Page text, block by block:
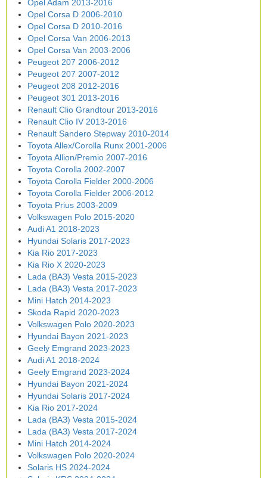
Opel Adam 2013-2016
Opel Corsa D 2006-2010
Opel Corsa D 2010-2016
Opel Corsa Van 2006-2013
Opel Corsa Van 2003-2006
Peugeot 207 2006-2012
Peugeot 207 2007-2012
Peugeot 208 2012-2016
Peugeot 301 2013-2016
Renault Clio Grandtour 2013-2016
Renault Clio IV 2013-2016
Renault Sandero Stepway 2010-2014
Toyota Allex/Corolla Runx 2001-2006
Toyota Allion/Premio 2007-2016
Toyota Corolla 2002-2007
Toyota Corolla Fielder 2000-2006
Toyota Corolla Fielder 2006-2012
Toyota Prius 2003-2009
Volkswagen Polo 2015-2020
Audi A1 2018-2023
Hyundai Solaris 2017-2023
Kia Rio 2017-2023
Kia Rio X 2020-2023
Lada (ВАЗ) Vesta 2015-2023
Lada (ВАЗ) Vesta 2017-2023
Mini Hatch 2014-2023
Skoda Rapid 2020-2023
Volkswagen Polo 2020-2023
Hyundai Bayon 2021-2023
Geely Emgrand 2023-2023
Audi A1 2018-2024
Geely Emgrand 2023-2024
Hyundai Bayon 2021-2024
Hyundai Solaris 2017-2024
Kia Rio 2017-2024
Lada (ВАЗ) Vesta 2015-2024
Lada (ВАЗ) Vesta 2017-2024
Mini Hatch 2014-2024
Volkswagen Polo 2020-2024
Solaris HS 2024-2024